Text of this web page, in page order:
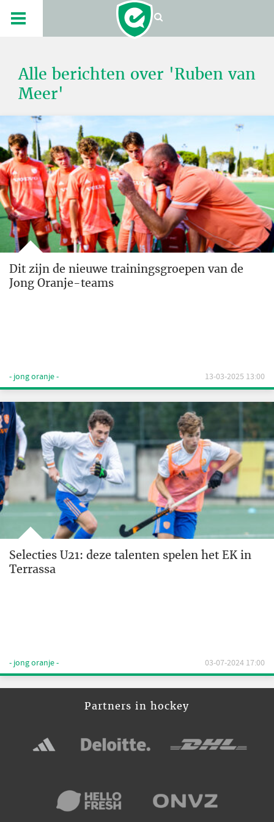
Alle berichten over 'Ruben van
Meer'
Dit zijn de nieuwe trainingsgroepen van de
Jong Oranje-teams
- jong oranje - 13-03-2025 13:00
Selecties U21: deze talenten spelen het EK in
Terrassa
- jong oranje - 03-07-2024 17:00
Partners in hockey